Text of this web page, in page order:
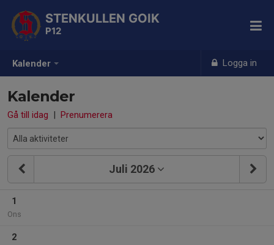
Kalender Logga in
STENKULLEN GOIK
P12
Kalender
Gå till idag | Prenumerera
Juli 2026
1
Ons
2